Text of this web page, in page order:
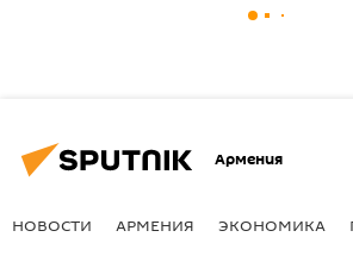
Армения
НОВОСТИ АРМЕНИЯ ЭКОНОМИКА